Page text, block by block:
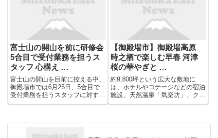
−4.7℃ 浜松市佐久間−4.1℃ 浜松
市天竜区水窪町...
す。男は５月７日午後４時ごろ、
御殿場市内で１０代の女性に性...
富士山の開山を前に研修会
5合目で受付業務を担うス
タッフ 心構え …
富士山の開山を目前に控える中、
御殿場市では6月25日、5合目で
受付業務を担うスタッフに対する
研修会が開かれました。富士山の
とを確認する方法やリストバ...
【御殿場市】御殿場高原
時之栖で楽しむ早春 河津
桜の華やぎと …
約9,800坪という広大な敷地に
は、ホテルやコテージなどの宿泊
施設、天然温泉「気楽坊」、クラ
フトビール醸造所、レストラン、